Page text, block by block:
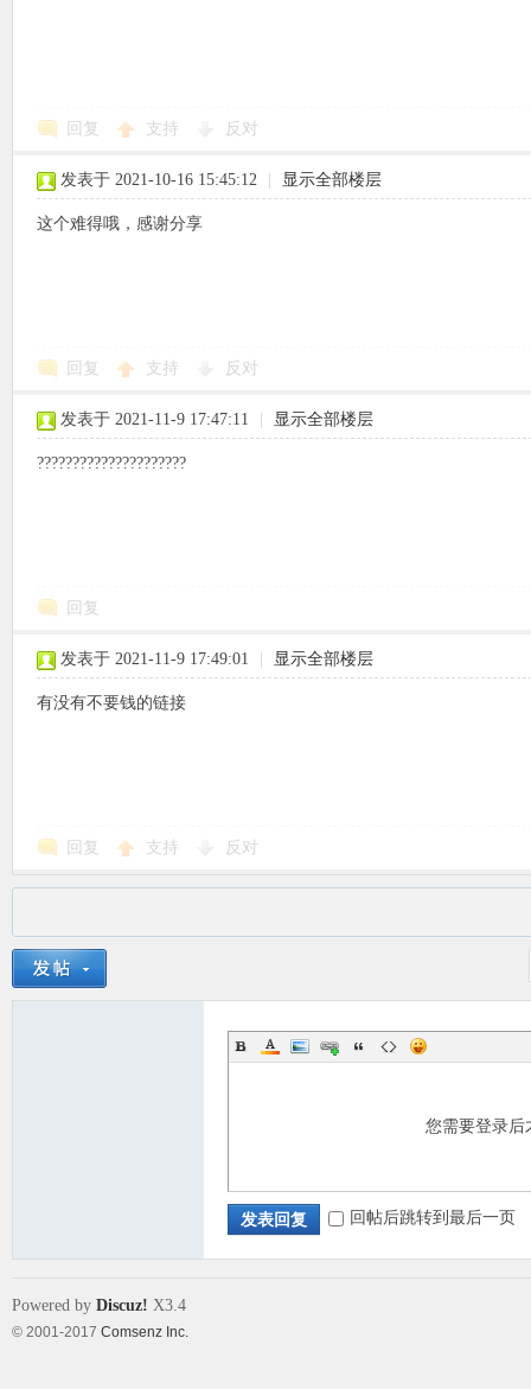
回复 支持 反对
发表于 2021-10-16 15:45:12 显示全部楼层
这个难得哦，感谢分享
回复 支持 反对
发表于 2021-11-9 17:47:11 显示全部楼层
?????????????????????
回复
发表于 2021-11-9 17:49:01 显示全部楼层
有没有不要钱的链接
回复 支持 反对
您需要登录
发表回复 回帖后跳转到最后一页
Powered by Discuz! X3.4
© 2001-2017 Comsenz Inc.